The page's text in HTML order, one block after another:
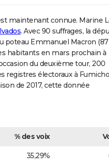
maintenant connue. Marine
. Avec 90 suffrages, la
poteau Emmanuel Macron (87
habitants en mars prochain à
du deuxième tour, 200
registres électoraux à
de 2017, cette donnée
% des voix
35,29%